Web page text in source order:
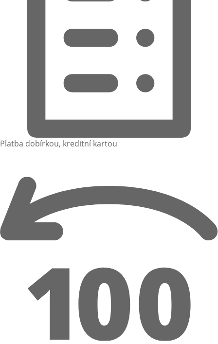
Platba dobírkou, kreditní kartou